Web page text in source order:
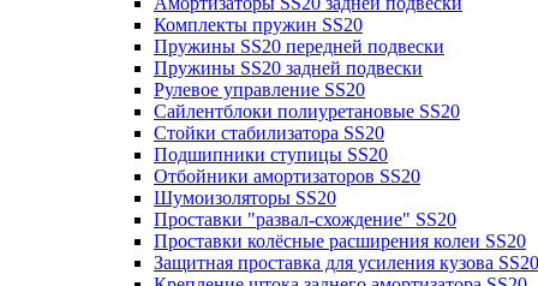
Комплекты пружин SS20
Пружины SS20 передней подвески
Пружины SS20 задней подвески
Рулевое управление SS20
Сайлентблоки полиуретановые SS20
Стойки стабилизатора SS20
Подшипники ступицы SS20
Отбойники амортизаторов SS20
Шумоизоляторы SS20
Проставки "развал-схождение" SS20
Проставки колёсные расширения колеи SS20
Защитная проставка для усиления кузова SS20